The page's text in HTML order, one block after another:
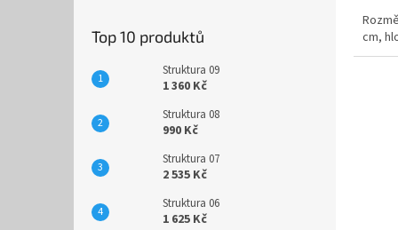
Top 10 produktů
Struktura 09
1 360 Kč
Struktura 08
990 Kč
Struktura 07
2 535 Kč
Struktura 06
1 625 Kč
cm,